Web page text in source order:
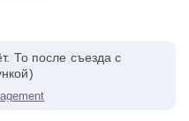
То после съезда с